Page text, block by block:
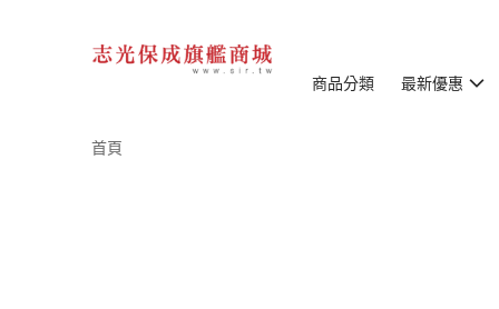
商品分類 最新優惠
首頁